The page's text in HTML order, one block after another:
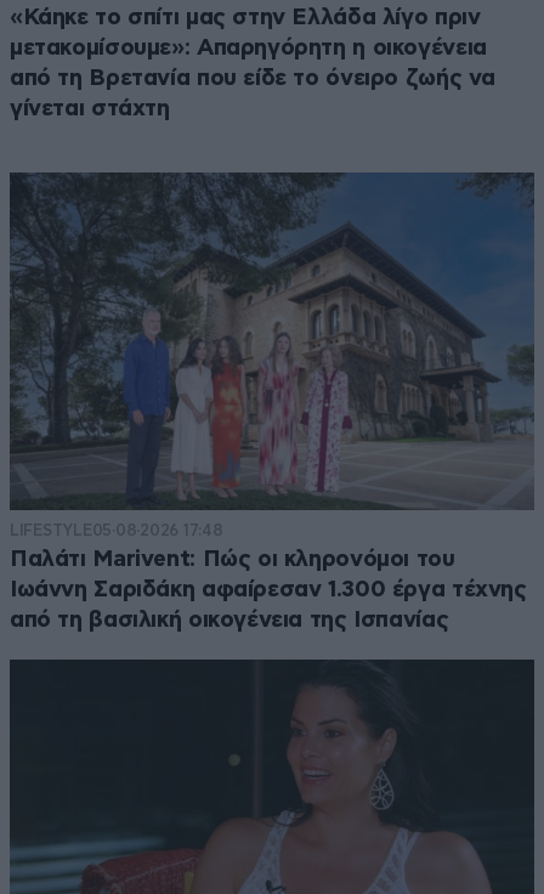
«Κάηκε το σπίτι μας στην Ελλάδα λίγο πριν
μετακομίσουμε»: Απαρηγόρητη η οικογένεια
από τη Βρετανία που είδε το όνειρο ζωής να
γίνεται στάχτη
LIFESTYLE05·08·2026 17:48
Παλάτι Marivent: Πώς οι κληρονόμοι του
Ιωάννη Σαριδάκη αφαίρεσαν 1.300 έργα τέχνης
από τη βασιλική οικογένεια της Ισπανίας